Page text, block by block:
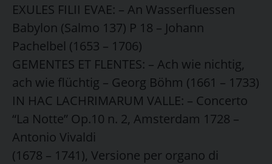
EXULES FILII EVAE: – An Wasserfluessen
Babylon (Salmo 137) P 18 – Johann
Pachelbel (1653 – 1706)
GEMENTES ET FLENTES: – Ach wie nichtig,
ach wie flüchtig – Georg Böhm (1661 – 1733)
IN HAC LACHRIMARUM VALLE: – Concerto
“La Notte” Op.10 n. 2, Amsterdam 1728 –
Antonio Vivaldi
(1678 – 1741), Versione per organo di